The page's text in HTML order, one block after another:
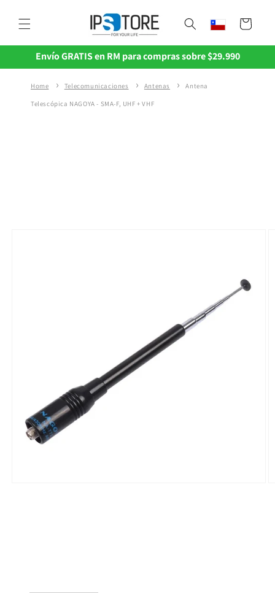
al contenido
Carrito
Envío GRATIS en RM para compras sobre $29.990
Home Telecomunicaciones Antenas Antena
Telescópica NAGOYA - SMA-F, UHF + VHF